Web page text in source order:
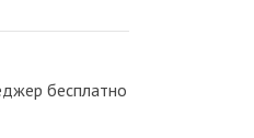
бесплатно